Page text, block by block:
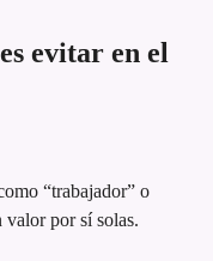
evitar en el
“trabajador” o
valor por sí solas.